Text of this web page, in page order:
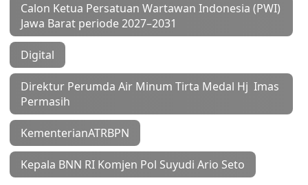
Calon Ketua Persatuan Wartawan Indonesia (PWI)
Jawa Barat periode 2027–2031
Digital
Direktur Perumda Air Minum Tirta Medal Hj Imas
Permasih
KementerianATRBPN
Kepala BNN RI Komjen Pol Suyudi Ario Seto